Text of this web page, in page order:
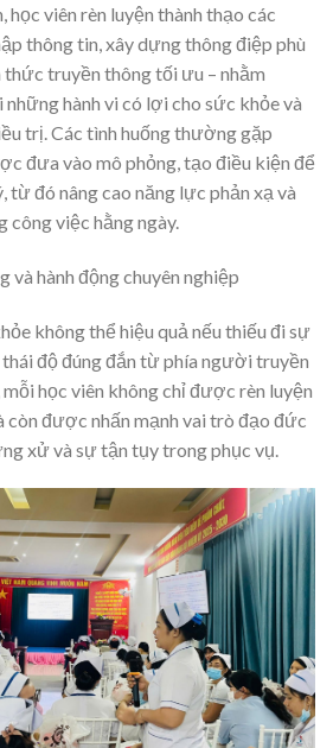
học viên rèn luyện thành thạo các
thông tin, xây dựng thông điệp phù
thức truyền thông tối ưu – nhằm
hành vi có lợi cho sức khỏe và
trị. Các tình huống thường gặp
đưa vào mô phỏng, tạo điều kiện để
từ đó nâng cao năng lực phản xạ và
công việc hằng ngày.
và hành động chuyên nghiệp
không thể hiệu quả nếu thiếu đi sự
thái độ đúng đắn từ phía người truyền
học viên không chỉ được rèn luyện
còn được nhấn mạnh vai trò đạo đức
xử và sự tận tụy trong phục vụ.